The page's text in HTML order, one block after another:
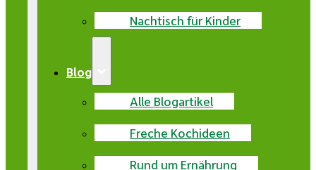
Nachtisch für Kinder
Blog
Alle Blogartikel
Freche Kochideen
Rund um Ernährung